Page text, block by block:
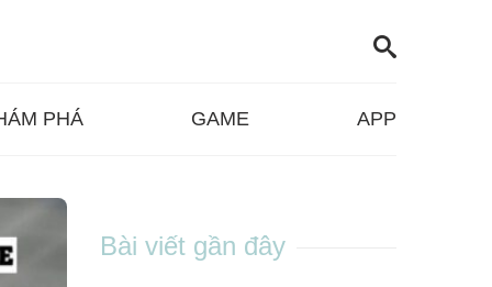
PHÁ GAME APP
Bài viết gần đây